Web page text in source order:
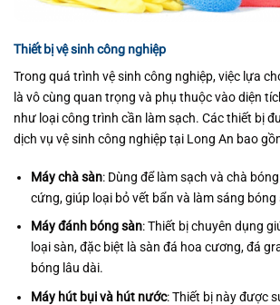
Thiết bị vệ sinh công nghiệp
Trong quá trình vệ sinh công nghiệp, việc lựa
là vô cùng quan trọng và phụ thuộc vào diện
như loại công trình cần làm sạch. Các thiết bị
dịch vụ vệ sinh công nghiệp tại Long An bao
Máy chà sàn: Dùng để làm sạch và chà
cứng, giúp loại bỏ vết bẩn và làm sáng
Máy đánh bóng sàn: Thiết bị chuyên dụng
loại sàn, đặc biệt là sàn đá hoa cương, đá
bóng lâu dài.
Máy hút bụi và hút nước: Thiết bị này được